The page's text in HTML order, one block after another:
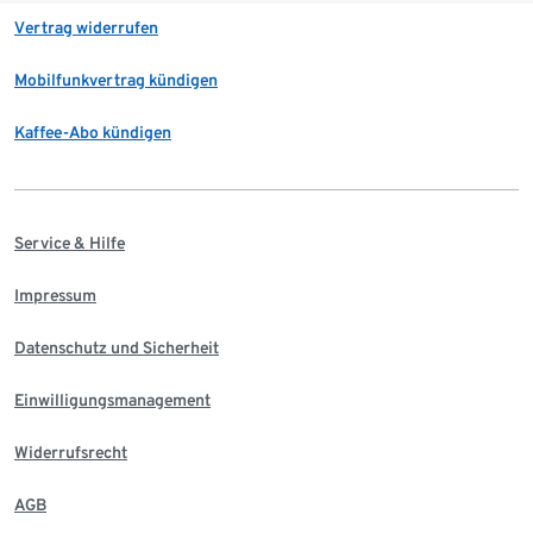
Vertrag widerrufen
Mobilfunkvertrag kündigen
Kaffee-Abo kündigen
Service & Hilfe
Impressum
Datenschutz und Sicherheit
Einwilligungsmanagement
Widerrufsrecht
AGB